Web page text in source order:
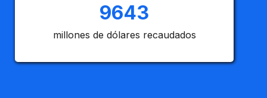
9643
millones de dólares recaudados